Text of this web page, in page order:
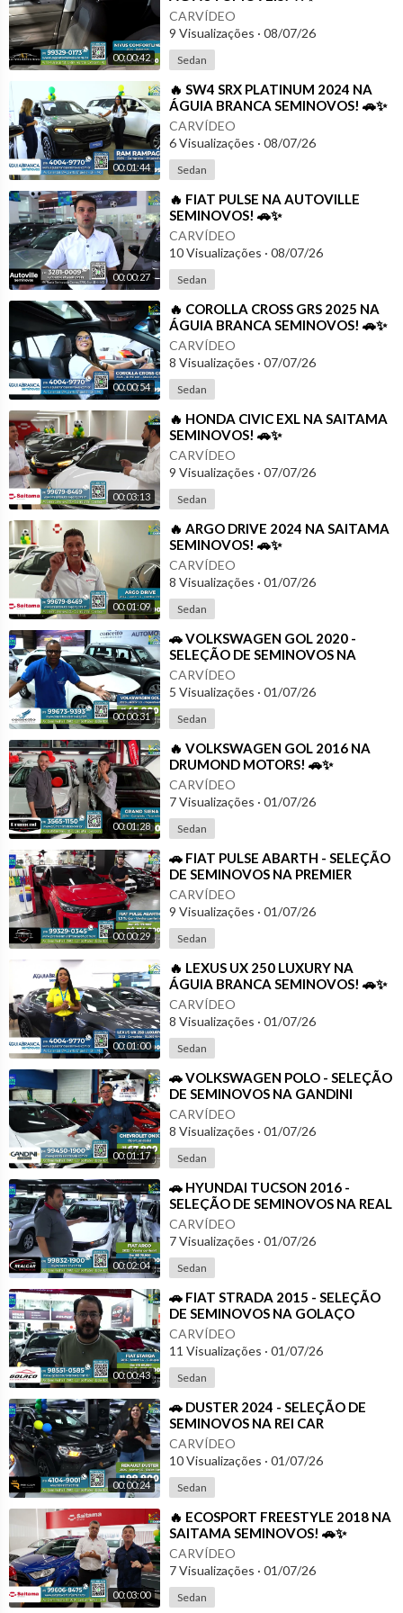
00:00:42
CARVÍDEO
9 Visualizações · 08/07/26
Sedan
00:01:44
⁣🔥 SW4 SRX PLATINUM 2024 NA
ÁGUIA BRANCA SEMINOVOS! 🚗✨
CARVÍDEO
6 Visualizações · 08/07/26
Sedan
00:00:27
⁣🔥 FIAT PULSE NA AUTOVILLE
SEMINOVOS! 🚗✨
CARVÍDEO
10 Visualizações · 08/07/26
Sedan
00:00:54
⁣🔥 COROLLA CROSS GRS 2025 NA
ÁGUIA BRANCA SEMINOVOS! 🚗✨
CARVÍDEO
8 Visualizações · 07/07/26
Sedan
00:03:13
⁣🔥 HONDA CIVIC EXL NA SAITAMA
SEMINOVOS! 🚗✨
CARVÍDEO
9 Visualizações · 07/07/26
Sedan
00:01:09
⁣🔥 ARGO DRIVE 2024 NA SAITAMA
SEMINOVOS! 🚗✨
CARVÍDEO
8 Visualizações · 01/07/26
Sedan
00:00:31
⁣🚗 VOLKSWAGEN GOL 2020 -
SELEÇÃO DE SEMINOVOS NA
CONCEITO AUTOMÓVEIS
CARVÍDEO
5 Visualizações · 01/07/26
Sedan
00:01:28
⁣🔥 VOLKSWAGEN GOL 2016 NA
DRUMOND MOTORS! 🚗✨
CARVÍDEO
7 Visualizações · 01/07/26
Sedan
00:00:29
⁣🚗 FIAT PULSE ABARTH - SELEÇÃO
DE SEMINOVOS NA PREMIER
MULTIMARCAS
CARVÍDEO
9 Visualizações · 01/07/26
Sedan
00:01:00
⁣🔥 LEXUS UX 250 LUXURY NA
ÁGUIA BRANCA SEMINOVOS! 🚗✨
CARVÍDEO
8 Visualizações · 01/07/26
Sedan
00:01:17
⁣🚗 VOLKSWAGEN POLO - SELEÇÃO
DE SEMINOVOS NA GANDINI
AUTOMÓVEIS
CARVÍDEO
8 Visualizações · 01/07/26
Sedan
00:02:04
⁣🚗 HYUNDAI TUCSON 2016 -
SELEÇÃO DE SEMINOVOS NA REAL
CAR MULTIMARCAS
CARVÍDEO
7 Visualizações · 01/07/26
Sedan
00:00:43
⁣🚗 FIAT STRADA 2015 - SELEÇÃO
DE SEMINOVOS NA GOLAÇO
AUTOMÓVEIS
CARVÍDEO
11 Visualizações · 01/07/26
Sedan
00:00:24
⁣🚗 DUSTER 2024 - SELEÇÃO DE
SEMINOVOS NA REI CAR
MULTIMARCAS
CARVÍDEO
10 Visualizações · 01/07/26
Sedan
00:03:00
⁣🔥 ECOSPORT FREESTYLE 2018 NA
SAITAMA SEMINOVOS! 🚗✨
CARVÍDEO
7 Visualizações · 01/07/26
Sedan